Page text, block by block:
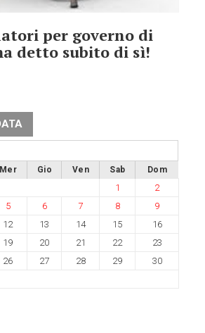
per governo di
detto subito di sì!
Mer Gio Ven Sab Dom
1
2
5 6 7 8
9
12 13 14 15
16
19 20 21 22
23
26 27 28 29
30